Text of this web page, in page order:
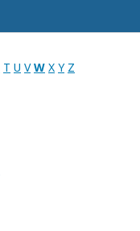
T U V W X Y Z